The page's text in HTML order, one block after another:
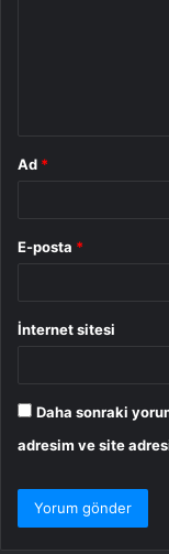
Ad *
E-posta *
İnternet sitesi
Daha sonraki
adresim ve site